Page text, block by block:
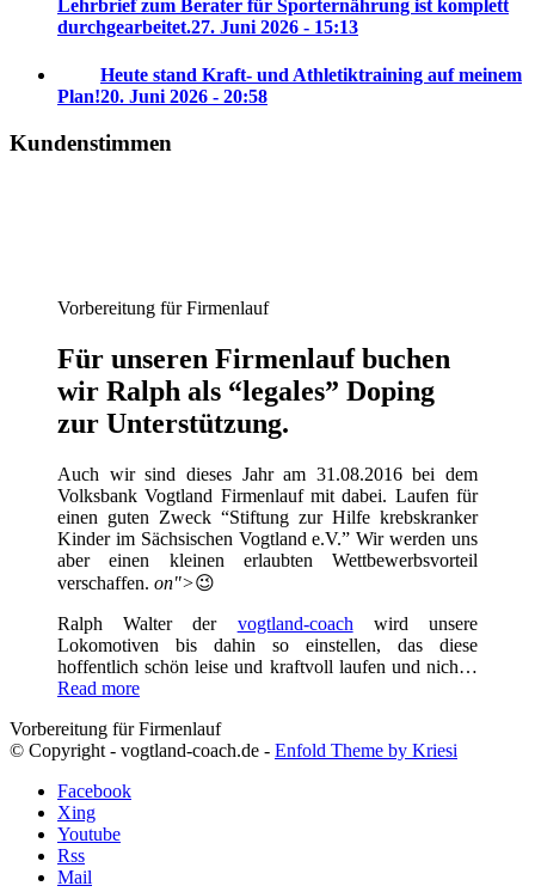
Lehrbrief zum Berater für Sporternährung ist komplett
durchgearbeitet.27. Juni 2026 - 15:13
Heute stand Kraft- und Athletiktraining auf meinem
Plan!20. Juni 2026 - 20:58
Kundenstimmen
Vorbereitung für Firmenlauf
Für unseren Firmenlauf buchen
wir Ralph als “legales” Doping
zur Unterstützung.
Auch wir sind dieses Jahr am 31.08.2016 bei dem
Volksbank Vogtland Firmenlauf mit dabei. Laufen für
einen guten Zweck “Stiftung zur Hilfe krebskranker
Kinder im Sächsischen Vogtland e.V.” Wir werden uns
aber einen kleinen erlaubten Wettbewerbsvorteil
verschaffen. on">😉
Ralph Walter der vogtland-coach wird unsere
Lokomotiven bis dahin so einstellen, das diese
hoffentlich schön leise und kraftvoll laufen und nich…
Read more
Vorbereitung für Firmenlauf
© Copyright - vogtland-coach.de - Enfold Theme by Kriesi
Facebook
Xing
Youtube
Rss
Mail